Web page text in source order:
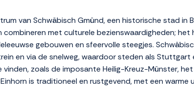
van Schwäbisch Gmünd, een historische stad in
combineren met culturele bezienswaardigheden;
gebouwen en sfeervolle steegjes.
en via de snelweg, waardoor steden als Stuttgart
zoals de imposante Heilig-Kreuz-Münster,
is traditioneel en rustgevend, met een